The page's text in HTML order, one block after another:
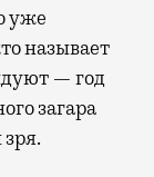
уже
называет
— год
загара